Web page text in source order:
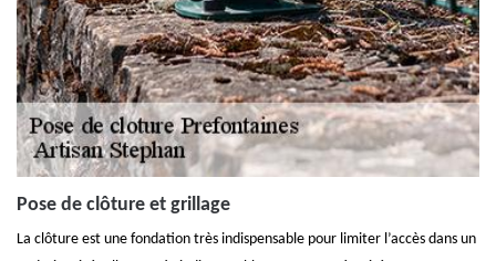
Pose de clôture et grillage
La clôture est une fondation très indispensable pour limiter l’accès dans un